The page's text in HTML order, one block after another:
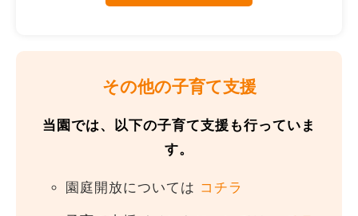
その他の子育て支援
当園では、以下の子育て支援も行っていま
す。
園庭開放については コチラ